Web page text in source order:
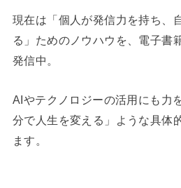
現在は「個人が発信力を持ち、
る」ためのノウハウを、電子書
発信中。
AIやテクノロジーの活用にも力
分で人生を変える」ような具体
ます。